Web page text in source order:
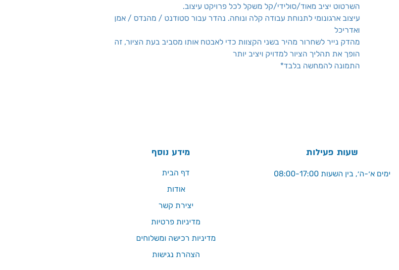
השרטוט יציב מאוד/סולידי/קל משקל לכל פרויקט עיצוב.
עיצוב ארגונומי לתנוחת עבודה קלה ונוחה. נהדר עבור סטודנט / מהנדס / אמן
ואדריכל
מהדק נייר לשחרור מהיר בשני הקצוות כדי לאבטח אותו מסביב בעת הציור, זה
הופך את תהליך הציור למדויק ויציב יותר
התמונה להמחשה בלבד*
מידע נוסף שעות פעילות
ימים א׳-ה׳, בין השעות 08:00-17:00
דף הבית
אודות
יצירת קשר
מדיניות פרטיות
מדיניות רכישה ומשלוחים
הצהרת נגישות